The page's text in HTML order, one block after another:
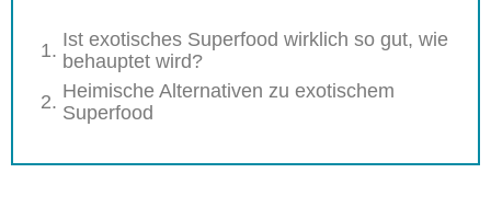
Ist exotisches Superfood wirklich so gut, wie
behauptet wird?
Heimische Alternativen zu exotischem
Superfood